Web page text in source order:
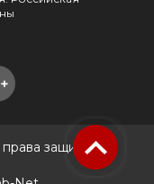
защищены.